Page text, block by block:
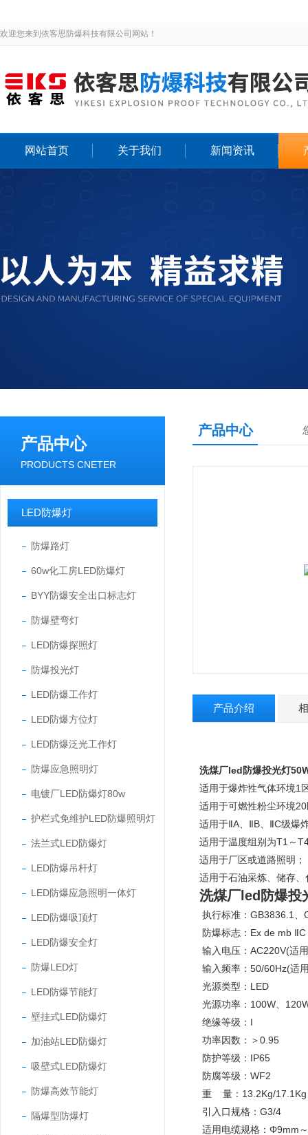
欢迎您来到依客思防爆科技有限公司网站！
网站首页 关于我们 新闻资讯
产品中心
PRODUCTS CNETER
LED防爆灯
防爆路灯
60w化工房LED防爆灯
BYY防爆安全出口标志灯
防爆壁弯灯
LED防爆探照灯
防爆投光灯
LED防爆工作灯
LED防爆方位灯
LED防爆泛光工作灯
防爆应急照明灯
电镀厂LED防爆灯80w
护栏式免维护LED防爆照明灯
法兰式LED防爆灯
LED防爆吊杆灯
LED防爆应急照明一体灯
LED防爆吸顶灯
LED防爆安全灯
防爆LED灯
LED防爆节能灯
壁挂式LED防爆灯
加油站LED防爆灯
吸壁式LED防爆灯
防爆高效节能灯
隔爆型防爆灯
产品中心
产品介绍
洗煤厂led防爆投光灯
适用于爆炸性气体环境1
适用于可燃性粉尘环境
适用于ⅡA、ⅡB、ⅡC级爆
适用于温度组别为T1～
适用于厂区或道路照明；
适用于石油采炼、储存
洗煤厂led防爆投
执行标准：GB3836.1
防爆标志：Ex de mb
输入电压：AC220V(适
输入频率：50/60Hz(适
光源类型：LED
光源功率：100W、
绝缘等级：I
功率因数：＞0.95
防护等级：IP65
防腐等级：WF2
重 量：13.2Kg/17.1Kg
引入口规格：G3/4
适用电缆规格：Φ9mm